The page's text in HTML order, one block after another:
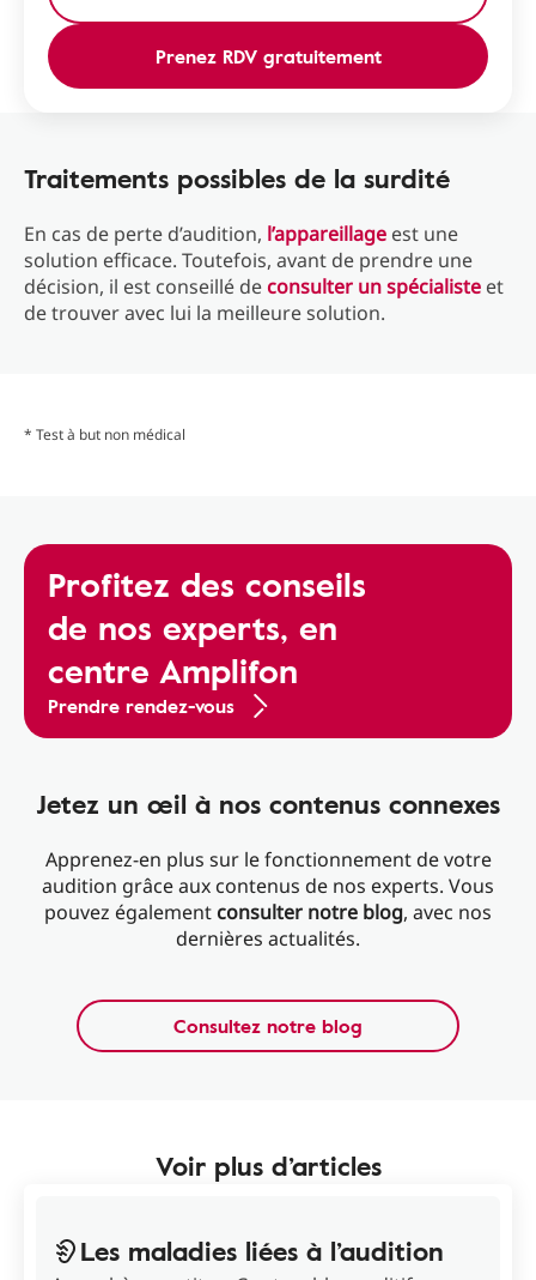
Prenez RDV gratuitement
Traitements possibles de la surdité
En cas de perte d’audition, l’appareillage est une
solution efficace. Toutefois, avant de prendre une
décision, il est conseillé deconsulter un spécialiste et
de trouver avec lui la meilleure solution.
* Test à but non médical
Profitez des conseils
de nos experts, en
centre Amplifon
Prendre rendez-vous
Jetez un œil à nos contenus connexes
Apprenez-en plus sur le fonctionnement de votre
audition grâce aux contenus de nos experts. Vous
pouvez également consulter notre blog, avec nos
dernières actualités.
Consultez notre blog
Voir plus d’articles
Les maladies liées à l’audition